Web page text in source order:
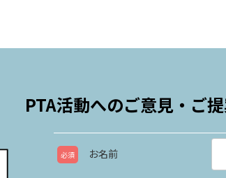
PTA活動へのご意見・ご
必須 お名前